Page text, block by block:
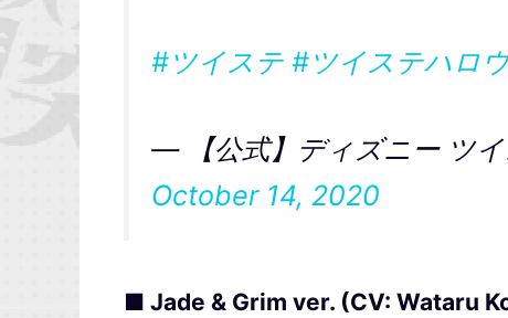
#ツイステ #ツイステハロ
— 【公式】ディズニー ツ
October 14, 2020
■ Jade & Grim ver. (CV: Wataru